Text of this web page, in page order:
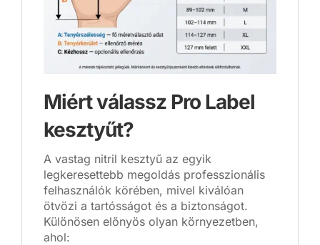
Miért válassz Pro Label
kesztyűt?
A vastag nitril kesztyű az egyik
legkeresettebb megoldás professzionális
felhasználók körében, mivel kiválóan
ötvözi a tartósságot és a biztonságot.
Különösen előnyös olyan környezetben,
ahol: